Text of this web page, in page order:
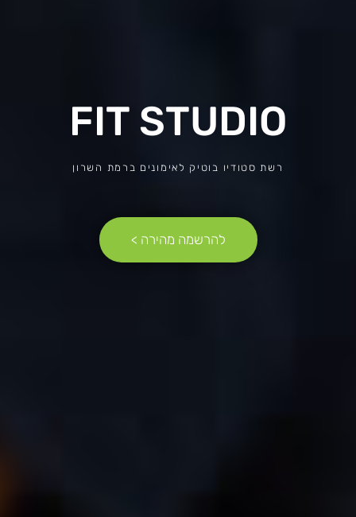
FIT STUDIO
רשת סטודיו בוטיק לאימונים ברמת השרון
להרשמה מהירה >